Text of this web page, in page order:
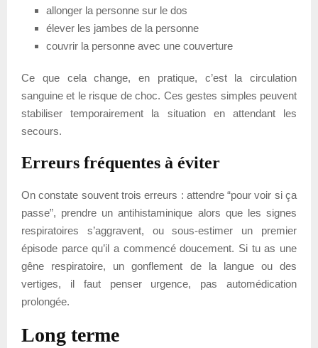
allonger la personne sur le dos
élever les jambes de la personne
couvrir la personne avec une couverture
Ce que cela change, en pratique, c’est la circulation
sanguine et le risque de choc. Ces gestes simples peuvent
stabiliser temporairement la situation en attendant les
secours.
Erreurs fréquentes à éviter
On constate souvent trois erreurs : attendre “pour voir si ça
passe”, prendre un antihistaminique alors que les signes
respiratoires s’aggravent, ou sous-estimer un premier
épisode parce qu’il a commencé doucement. Si tu as une
gêne respiratoire, un gonflement de la langue ou des
vertiges, il faut penser urgence, pas automédication
prolongée.
Long terme